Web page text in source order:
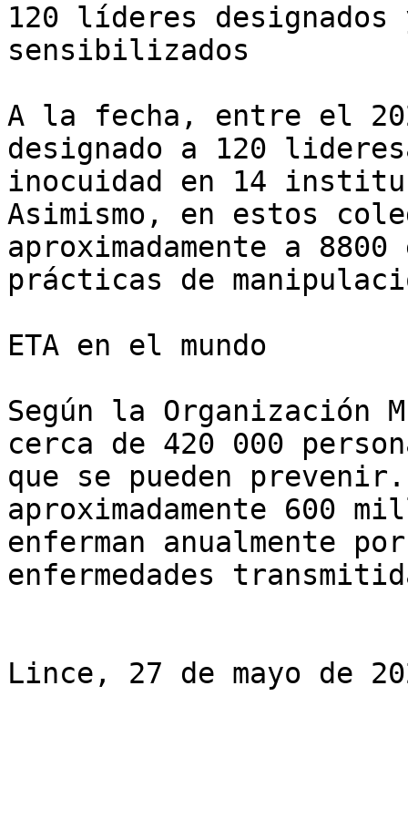
120 líderes designados
sensibilizados
A la fecha, entre el
designado a 120
inocuidad en 14
Asimismo, en estos
aproximadamente a
prácticas de
ETA en el mundo
Según la Organización
cerca de 420 000
que se pueden
aproximadamente 600
enferman anualmente
enfermedades
Lince, 27 de mayo de